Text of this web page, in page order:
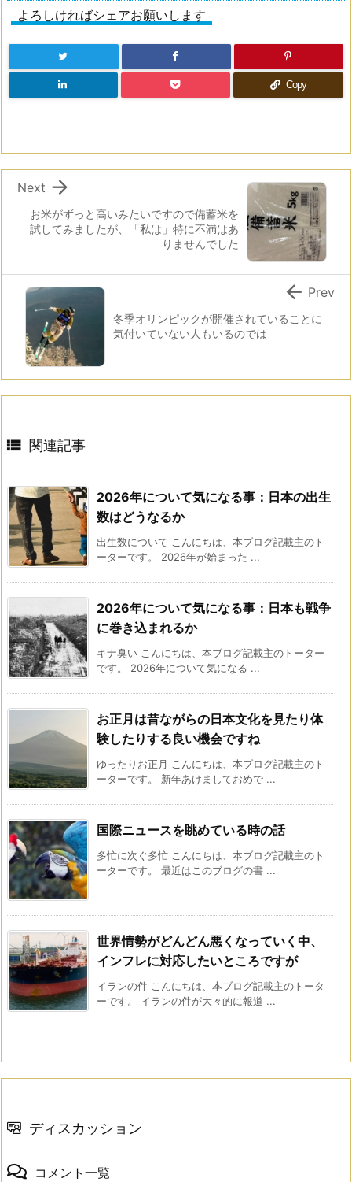
よろしければシェアお願いします
Copy
お米がずっと高いみたいですので備蓄米を
試してみましたが、「私は」特に不満はあ
りませんでした

Next
冬季オリンピックが開催されていることに
気付いていない人もいるのでは
 Prev
 関連記事
2026年について気になる事：日本の出生
数はどうなるか
出生数について こんにちは、本ブログ記載主のト
ーターです。 2026年が始まった ...
2026年について気になる事：日本も戦争
に巻き込まれるか
キナ臭い こんにちは、本ブログ記載主のトーター
です。 2026年について気になる ...
お正月は昔ながらの日本文化を見たり体
験したりする良い機会ですね
ゆったりお正月 こんにちは、本ブログ記載主のト
ーターです。 新年あけましておめで ...
国際ニュースを眺めている時の話
多忙に次ぐ多忙 こんにちは、本ブログ記載主のト
ーターです。 最近はこのブログの書 ...
世界情勢がどんどん悪くなっていく中、
インフレに対応したいところですが
イランの件 こんにちは、本ブログ記載主のトータ
ーです。 イランの件が大々的に報道 ...
ディスカッション
コメント一覧